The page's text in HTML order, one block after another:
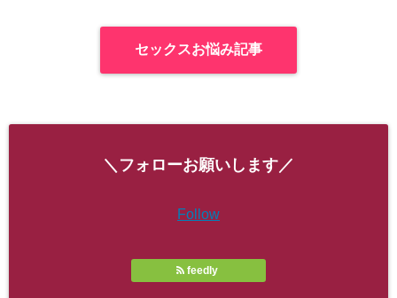
セックスお悩み記事
＼フォローお願いします／
Follow
feedly